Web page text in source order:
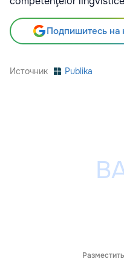
Подпишитесь на
Источник Publika